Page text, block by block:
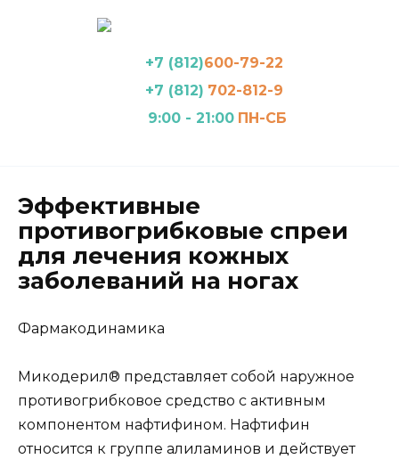
+7 (812)600-79-22
+7 (812) 702-812-9
9:00 - 21:00 ПН-СБ
Эффективные
противогрибковые спреи
для лечения кожных
заболеваний на ногах
Фармакодинамика
Микодерил® представляет собой наружное
противогрибковое средство с активным
компонентом нафтифином. Нафтифин
относится к группе алиламинов и действует